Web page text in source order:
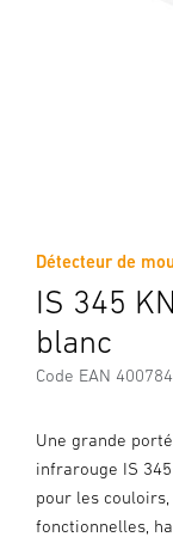
Détecteur de
IS 345
blanc
Code EAN
Une grande
infrarouge IS
pour les
fonctionnelles,